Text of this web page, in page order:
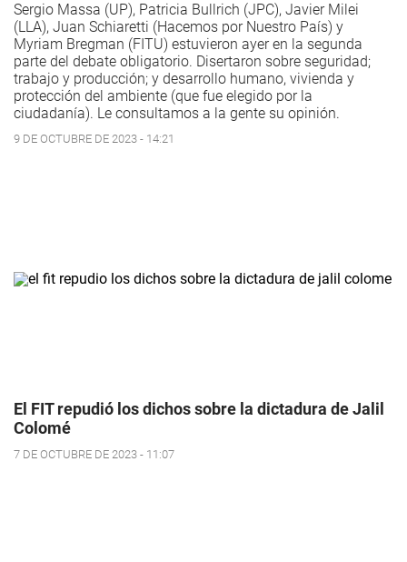
Sergio Massa (UP), Patricia Bullrich (JPC), Javier Milei
(LLA), Juan Schiaretti (Hacemos por Nuestro País) y
Myriam Bregman (FITU) estuvieron ayer en la segunda
parte del debate obligatorio. Disertaron sobre seguridad;
trabajo y producción; y desarrollo humano, vivienda y
protección del ambiente (que fue elegido por la
ciudadanía). Le consultamos a la gente su opinión.
9 DE OCTUBRE DE 2023 - 14:21
El FIT repudió los dichos sobre la dictadura de Jalil
Colomé
7 DE OCTUBRE DE 2023 - 11:07